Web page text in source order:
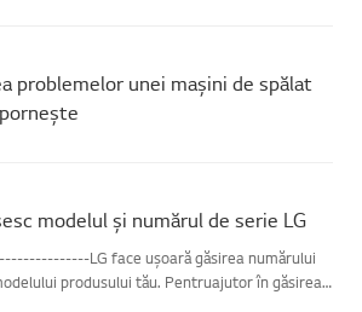
problemelor unei mașini de spălat
modelul și numărul de serie LG
LG face ușoară găsirea numărului
produsului tău. Pentruajutor în găsirea